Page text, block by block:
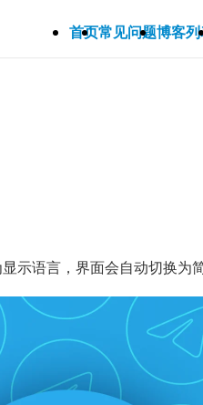
首页常见问题博客
语言，界面会自动切换为